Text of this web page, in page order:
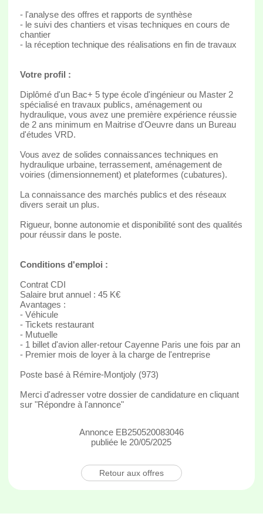
- l'analyse des offres et rapports de synthèse
- le suivi des chantiers et visas techniques en cours de
chantier
- la réception technique des réalisations en fin de travaux
Votre profil :
Diplômé d'un Bac+ 5 type école d'ingénieur ou Master 2
spécialisé en travaux publics, aménagement ou
hydraulique, vous avez une première expérience réussie
de 2 ans minimum en Maitrise d'Oeuvre dans un Bureau
d'études VRD.
Vous avez de solides connaissances techniques en
hydraulique urbaine, terrassement, aménagement de
voiries (dimensionnement) et plateformes (cubatures).
La connaissance des marchés publics et des réseaux
divers serait un plus.
Rigueur, bonne autonomie et disponibilité sont des qualités
pour réussir dans le poste.
Conditions d'emploi :
Contrat CDI
Salaire brut annuel : 45 K€
Avantages :
- Véhicule
- Tickets restaurant
- Mutuelle
- 1 billet d'avion aller-retour Cayenne Paris une fois par an
- Premier mois de loyer à la charge de l'entreprise
Poste basé à Rémire-Montjoly (973)
Merci d'adresser votre dossier de candidature en cliquant
sur "Répondre à l'annonce"
Annonce EB250520083046
publiée le 20/05/2025
Retour aux offres